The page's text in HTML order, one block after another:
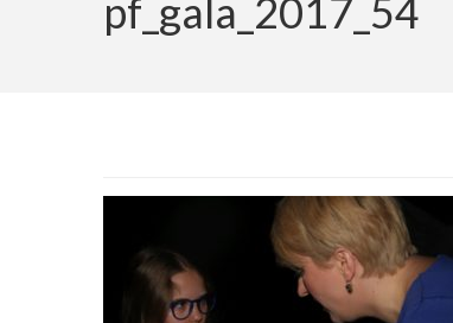
pf_gala_2017_54